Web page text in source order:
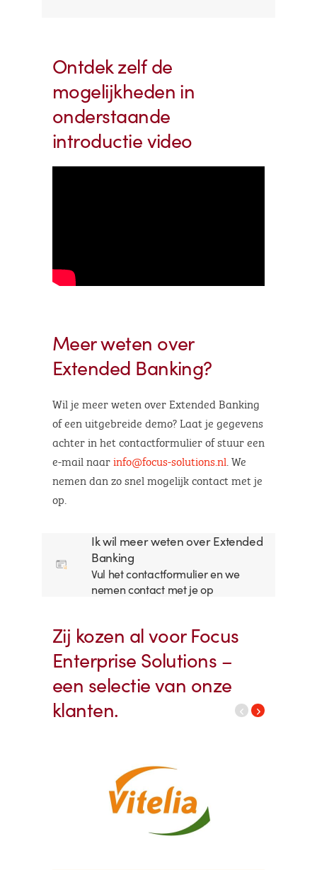
Ontdek zelf de
mogelijkheden in
onderstaande
introductie video
Meer weten over
Extended Banking?
Wil je meer weten over Extended Banking
of een uitgebreide demo? Laat je gegevens
achter in het contactformulier of stuur een
e-mail naarinfo@focus-solutions.nl . We
nemen dan zo snel mogelijk contact met je
op.
Ik wil meer weten over Extended
Banking
Vul het contactformulier en we
nemen contact met je op
Zij kozen al voor Focus
Enterprise Solutions –
een selectie van onze
klanten.